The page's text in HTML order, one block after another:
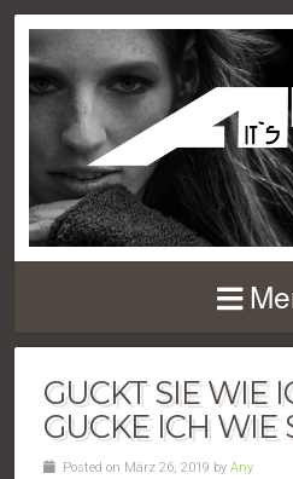
GUCKT SIE WIE
GUCKE ICH WIE
Posted on März 26, 2019 by Any